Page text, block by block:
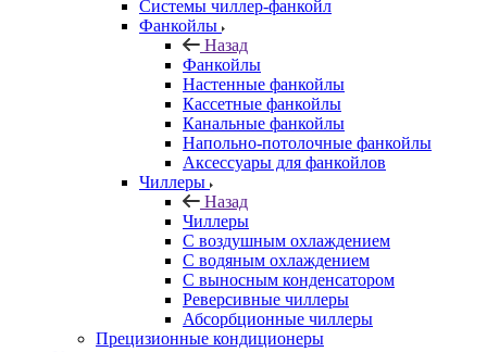
Системы чиллер-фанкойл
Фанкойлы
Назад
Фанкойлы
Настенные фанкойлы
Кассетные фанкойлы
Канальные фанкойлы
Напольно-потолочные фанкойлы
Аксессуары для фанкойлов
Чиллеры
Назад
Чиллеры
С воздушным охлаждением
С водяным охлаждением
С выносным конденсатором
Реверсивные чиллеры
Абсорбционные чиллеры
Прецизионные кондиционеры